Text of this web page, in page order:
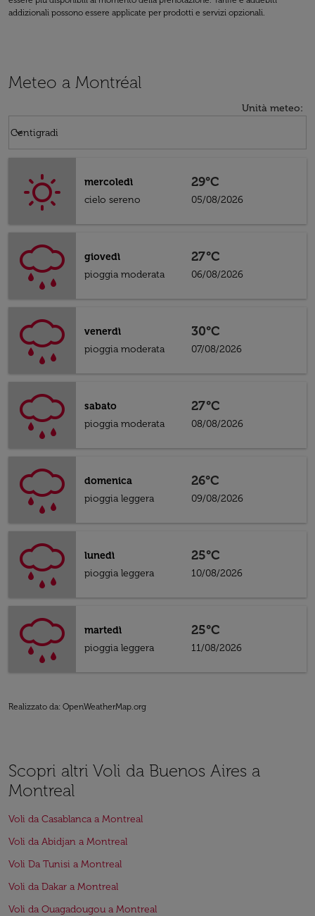
addizionali possono essere applicate per prodotti e servizi opzionali.
Meteo a Montréal
Unità meteo:
Centigradi
keyboard_arrow_down
mercoledì
cielo sereno
29°C
05/08/2026
giovedì
pioggia moderata
27°C
06/08/2026
venerdì
pioggia moderata
30°C
07/08/2026
sabato
pioggia moderata
27°C
08/08/2026
domenica
pioggia leggera
26°C
09/08/2026
lunedì
pioggia leggera
25°C
10/08/2026
martedì
pioggia leggera
25°C
11/08/2026
Realizzato da: OpenWeatherMap.org
Scopri altri Voli da Buenos Aires a
Montreal
Voli da Casablanca a Montreal
Voli da Abidjan a Montreal
Voli Da Tunisi a Montreal
Voli da Dakar a Montreal
Voli da Ouagadougou a Montreal